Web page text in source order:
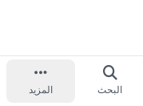
البحث المزيد